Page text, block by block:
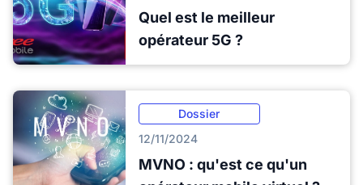
Quel est le meilleur
opérateur 5G ?
Dossier
12/11/2024
MVNO : qu'est ce qu'un